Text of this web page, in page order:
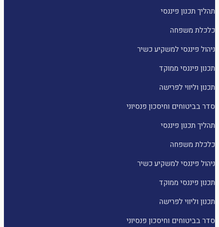
תהליך תכנון פיננסי
כלכלת משפחה
ניהול פיננסי למשקיע כשיר
תכנון פיננסי ממוקד
תכנון וליווי לפרישה
סדר בביטוחים וחיסכון פנסיוני
תהליך תכנון פיננסי
כלכלת משפחה
ניהול פיננסי למשקיע כשיר
תכנון פיננסי ממוקד
תכנון וליווי לפרישה
סדר בביטוחים וחיסכון פנסיוני